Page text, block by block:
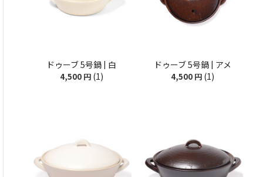
ドゥーブ 5号鍋 | 白
4,500 円 (1)
ドゥーブ 5号鍋 | アメ
4,500 円 (1)